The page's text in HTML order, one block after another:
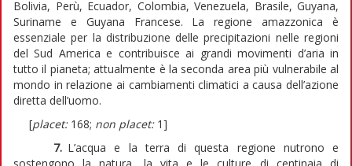
Bolivia, Perù, Ecuador, Colombia, Venezuela, Brasile, Guyana,
Suriname e Guyana Francese. La regione amazzonica è
essenziale per la distribuzione delle precipitazioni nelle regioni
del Sud America e contribuisce ai grandi movimenti d’aria in
tutto il pianeta; attualmente è la seconda area più vulnerabile al
mondo in relazione ai cambiamenti climatici a causa dell’azione
diretta dell’uomo.
[placet: 168; non placet:1]
7. L’acqua e la terra di questa regione nutrono e